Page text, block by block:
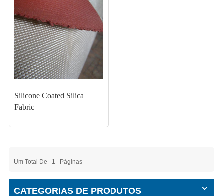
Silicone Coated Silica
Fabric
Um Total De 1 Páginas
CATEGORIAS DE PRODUTOS